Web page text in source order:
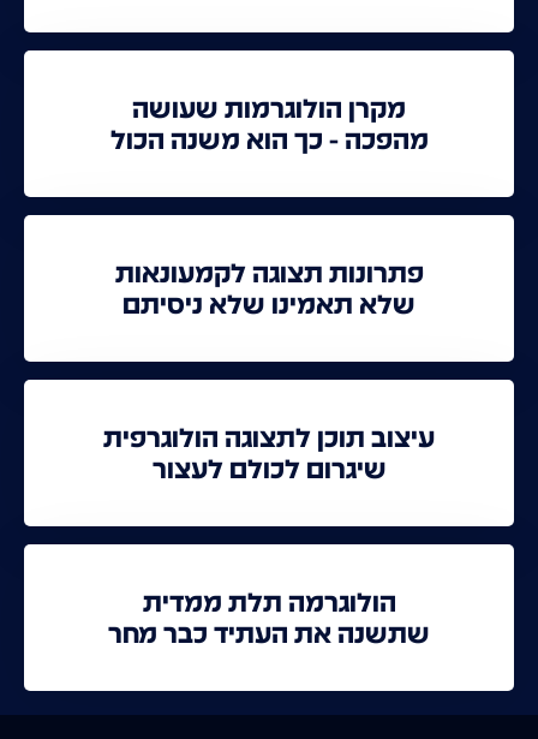
מקרן הולוגרמות שעושה
מהפכה - כך הוא משנה הכול
פתרונות תצוגה לקמעונאות
שלא תאמינו שלא ניסיתם
עיצוב תוכן לתצוגה הולוגרפית
שיגרום לכולם לעצור
הולוגרמה תלת ממדית
שתשנה את העתיד כבר מחר